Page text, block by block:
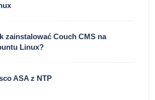
zainstalować Couch CMS na
Linux?
ASA z NTP